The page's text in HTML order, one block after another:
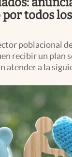
por todos
poblacional
recibir un plan
atender a la